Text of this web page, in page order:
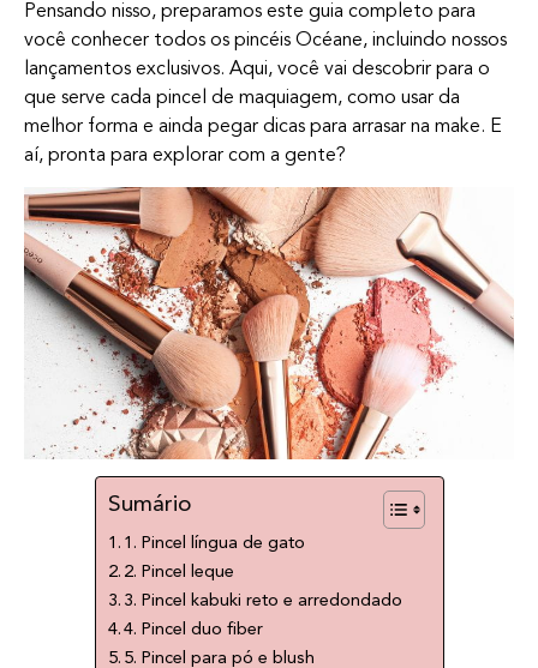
Pensando nisso, preparamos este guia completo para
você conhecer todos os pincéis Océane, incluindo nossos
lançamentos exclusivos. Aqui, você vai descobrir para o
que serve cada pincel de maquiagem, como usar da
melhor forma e ainda pegar dicas para arrasar na make. E
aí, pronta para explorar com a gente?
Sumário
1. Pincel língua de gato
2. Pincel leque
3. Pincel kabuki reto e arredondado
4. Pincel duo fiber
5. Pincel para pó e blush